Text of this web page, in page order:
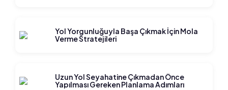
Yol Yorgunluğuyla Başa Çıkmak İçin Mola
Verme Stratejileri
Uzun Yol Seyahatine Çıkmadan Önce
Yapılması Gereken Planlama Adımları